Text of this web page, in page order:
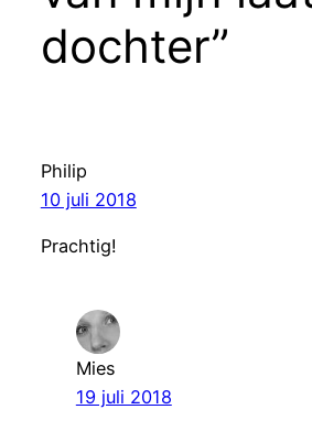
dochter”
Philip
10 juli 2018
Prachtig!
Mies
19 juli 2018